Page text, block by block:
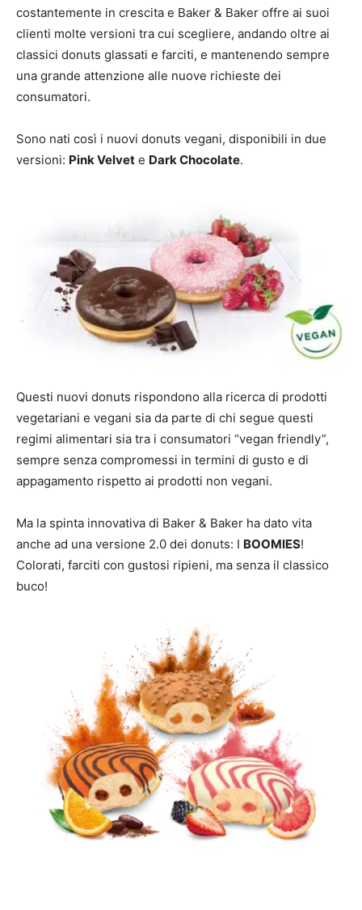
costantemente in crescita e Baker & Baker offre ai suoi
clienti molte versioni tra cui scegliere, andando oltre ai
classici donuts glassati e farciti, e mantenendo sempre
una grande attenzione alle nuove richieste dei
consumatori.
Sono nati così i nuovi donuts vegani, disponibili in due
versioni: Pink Velvet e Dark Chocolate.
Questi nuovi donuts rispondono alla ricerca di prodotti
vegetariani e vegani sia da parte di chi segue questi
regimi alimentari sia tra i consumatori “vegan friendly”,
sempre senza compromessi in termini di gusto e di
appagamento rispetto ai prodotti non vegani.
Ma la spinta innovativa di Baker & Baker ha dato vita
anche ad una versione 2.0 dei donuts: I BOOMIES!
Colorati, farciti con gustosi ripieni, ma senza il classico
buco!